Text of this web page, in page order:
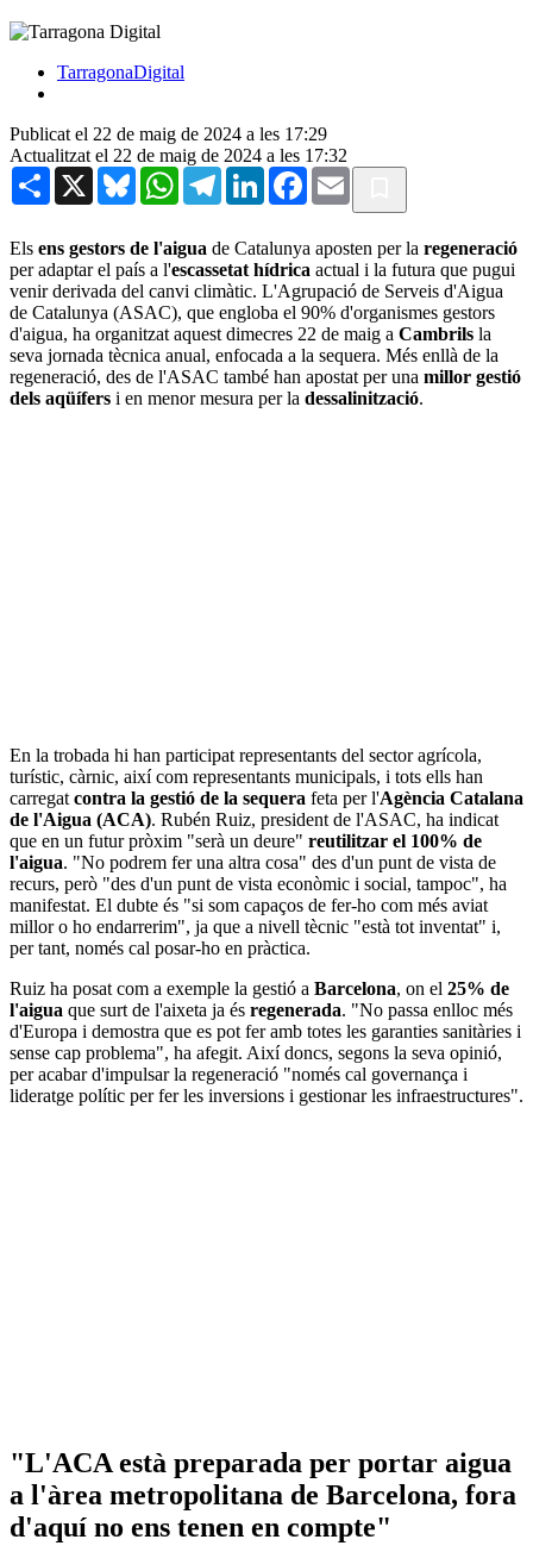
TarragonaDigital
Publicat el 22 de maig de 2024 a les 17:29
Actualitzat el 22 de maig de 2024 a les 17:32
Share X BlueskyWhatsAppTelegramLinkedInFacebook
Email
Els ens gestors de l'aigua de Catalunya aposten per la regeneració
per adaptar el país a l'escassetat hídrica actual i la futura que pugui
venir derivada del canvi climàtic. L'Agrupació de Serveis d'Aigua
de Catalunya (ASAC), que engloba el 90% d'organismes gestors
d'aigua, ha organitzat aquest dimecres 22 de maig a Cambrils la
seva jornada tècnica anual, enfocada a la sequera. Més enllà de la
regeneració, des de l'ASAC també han apostat per una millor gestió
dels aqüífers i en menor mesura per la dessalinització.
En la trobada hi han participat representants del sector agrícola,
turístic, càrnic, així com representants municipals, i tots ells han
carregat contra la gestió de la sequera feta per l'Agència Catalana
de l'Aigua (ACA). Rubén Ruiz, president de l'ASAC, ha indicat
que en un futur pròxim "serà un deure" reutilitzar el 100% de
l'aigua. "No podrem fer una altra cosa" des d'un punt de vista de
recurs, però "des d'un punt de vista econòmic i social, tampoc", ha
manifestat. El dubte és "si som capaços de fer-ho com més aviat
millor o ho endarrerim", ja que a nivell tècnic "està tot inventat" i,
per tant, només cal posar-ho en pràctica.
Ruiz ha posat com a exemple la gestió a Barcelona, on el 25% de
l'aigua que surt de l'aixeta ja és regenerada. "No passa enlloc més
d'Europa i demostra que es pot fer amb totes les garanties sanitàries i
sense cap problema", ha afegit. Així doncs, segons la seva opinió,
per acabar d'impulsar la regeneració "només cal governança i
lideratge polític per fer les inversions i gestionar les infraestructures".
"L'ACA està preparada per portar aigua
a l'àrea metropolitana de Barcelona, fora
d'aquí no ens tenen en compte"